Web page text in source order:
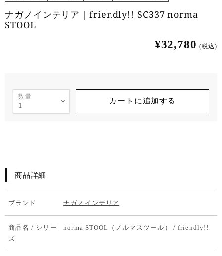
ナガノインテリア｜friendly!! SC337 norma
STOOL
¥32,780 (税込)
数量 カートに追加する
商品詳細
ブランド ナガノインテリア
商品名 / シリー
ズ
norma STOOL（ノルマスツール） / friendly!!